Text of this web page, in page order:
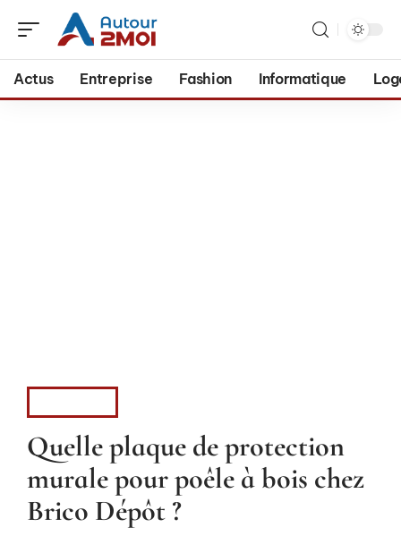
Actus Entreprise Fashion Informatique
Quelle plaque de protection
murale pour poêle à bois chez
Brico Dépôt ?